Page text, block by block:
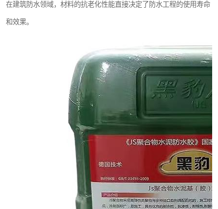
在建筑防水领域，材料的抗老化性能直接决定了防水工程的使用寿命
和效果。